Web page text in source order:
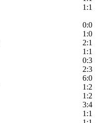
1:1
0:0
1:0
2:1
1:1
0:3
2:3
6:0
1:2
1:2
3:4
1:1